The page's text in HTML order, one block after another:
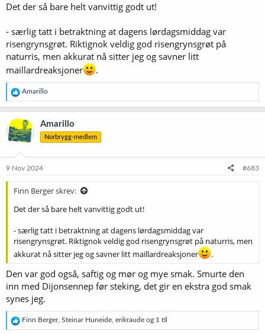
Det der så bare helt vanvittig godt ut!
- særlig tatt i betraktning at dagens lørdagsmiddag var
risengrynsgrøt. Riktignok veldig god risengrynsgrøt på
naturris, men akkurat nå sitter jeg og savner litt
maillardreaksjoner
.
R
e
a
k
s
j
e
Amarillo
Amarillo
Norbrygg-medlem
9 Nov 2024 #683
Finn Berger skrev:
Det der så bare helt vanvittig godt ut!
- særlig tatt i betraktning at dagens lørdagsmiddag var
risengrynsgrøt. Riktignok veldig god risengrynsgrøt på naturris, men
akkurat nå sitter jeg og savner litt maillardreaksjoner
.
Den var god også, saftig og mør og mye smak. Smurte den
inn med Dijonsennep før steking, det gir en ekstra god smak
synes jeg.
R
e
Finn Berger, Steinar Huneide erikraude og 1 til